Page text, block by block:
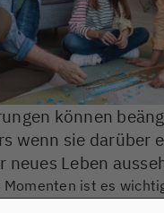
können
wenn sie darüber
neues Leben
Momenten ist es